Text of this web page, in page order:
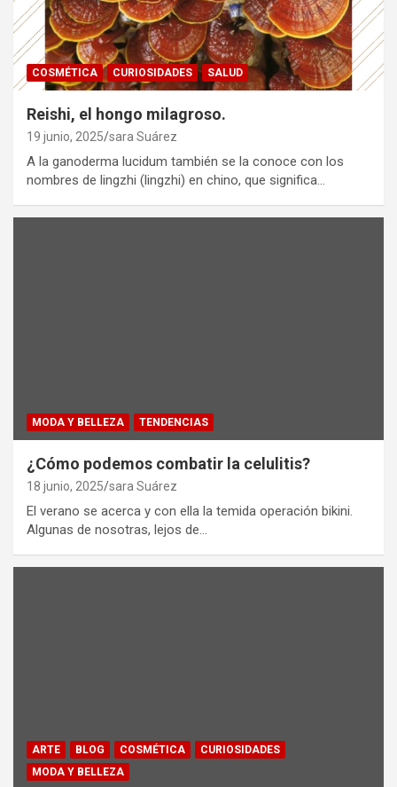
COSMÉTICA CURIOSIDADES SALUD
Reishi, el hongo milagroso.
19 junio, 2025 sara Suárez
A la ganoderma lucidum también se la conoce con los
nombres de lingzhi (lingzhi) en chino, que significa…
MODA Y BELLEZA TENDENCIAS
¿Cómo podemos combatir la celulitis?
18 junio, 2025 sara Suárez
El verano se acerca y con ella la temida operación bikini.
Algunas de nosotras, lejos de…
ARTE BLOG COSMÉTICA
CURIOSIDADES
MODA Y BELLEZA